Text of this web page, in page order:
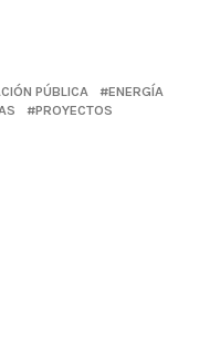
PÚBLICA
ENERGÍA
PROYECTOS